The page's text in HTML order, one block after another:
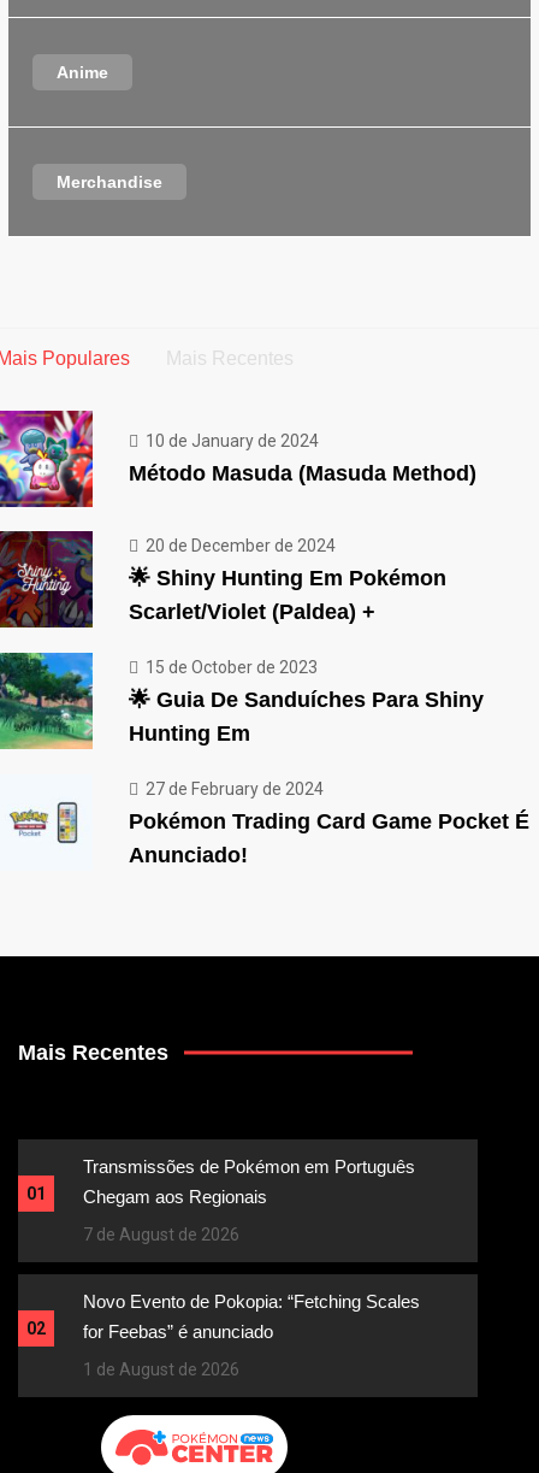
Anime
Merchandise
Populares Mais Recentes
10 de January de 2024
Método Masuda (Masuda Method)
20 de December de 2024
🌟 Shiny Hunting Em Pokémon
Scarlet/Violet (Paldea) +
15 de October de 2023
🌟 Guia De Sanduíches Para Shiny
Hunting Em
27 de February de 2024
Pokémon Trading Card Game Pocket É
Anunciado!
Mais Recentes
01
Transmissões de Pokémon em Português
Chegam aos Regionais
7 de August de 2026
02
Novo Evento de Pokopia: “Fetching Scales
for Feebas” é anunciado
1 de August de 2026